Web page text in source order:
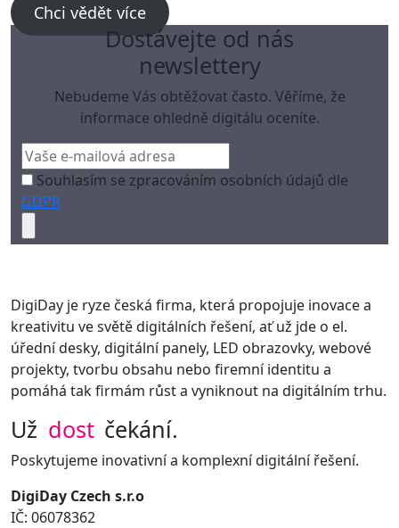
Chci vědět více
Dostávejte od nás
newslettery
Nebudeme Vás obtěžovat často. Věříme, že
informace ohledně digitálu oceníte.
Souhlasím se zpracováním osobních údajů dle
GDPR
DigiDay je ryze česká firma, která propojuje inovace a
kreativitu ve světě digitálních řešení, ať už jde o el.
úřední desky, digitální panely, LED obrazovky, webové
projekty, tvorbu obsahu nebo firemní identitu a
pomáhá tak firmám růst a vyniknout na digitálním trhu.
Už dost čekání.
Poskytujeme inovativní a komplexní digitální řešení.
DigiDay Czech s.r.o
IČ: 06078362